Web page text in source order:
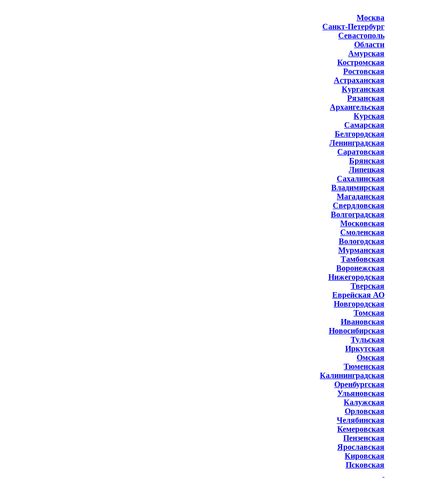
Москва
Санкт-Петербург
Севастополь
Области
Амурская
Костромская
Ростовская
Астраханская
Курганская
Рязанская
Архангельская
Курская
Самарская
Белгородская
Ленинградская
Саратовская
Брянская
Липецкая
Сахалинская
Владимирская
Магаданская
Свердловская
Волгоградская
Московская
Смоленская
Вологодская
Мурманская
Тамбовская
Воронежская
Нижегородская
Тверская
Еврейская АО
Новгородская
Томская
Ивановская
Новосибирская
Тульская
Иркутская
Омская
Тюменская
Калининградская
Оренбургская
Ульяновская
Калужская
Орловская
Челябинская
Кемеровская
Пензенская
Ярославская
Кировская
Псковская